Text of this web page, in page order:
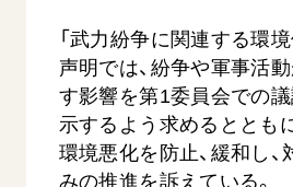
SOKA PICKS
「武力紛争に関連する環
声明では、紛争や軍事活
す影響を第1委員会での
示するよう求めるととも
環境悪化を防止、緩和し
みの推進を訴えている。